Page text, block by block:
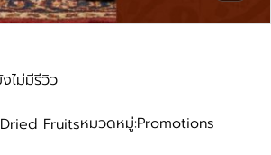
ไม่มีรีวิว
Fruitsหมวดหมู่:Promotions